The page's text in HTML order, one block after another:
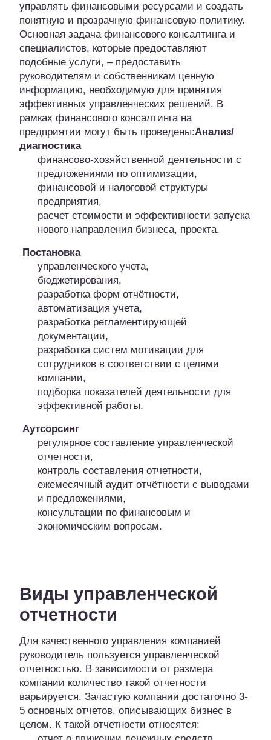
управлять финансовыми ресурсами и создать
понятную и прозрачную финансовую политику.
Основная задача финансового консалтинга и
специалистов, которые предоставляют
подобные услуги, – предоставить
руководителям и собственникам ценную
информацию, необходимую для принятия
эффективных управленческих решений. В
рамках финансового консалтинга на
предприятии могут быть проведены:Анализ/
диагностика
финансово-хозяйственной деятельности с
предложениями по оптимизации,
финансовой и налоговой структуры
предприятия,
расчет стоимости и эффективности запуска
нового направления бизнеса, проекта.
Постановка
управленческого учета,
бюджетирования,
разработка форм отчётности,
автоматизация учета,
разработка регламентирующей
документации,
разработка систем мотивации для
сотрудников в соответствии с целями
компании,
подборка показателей деятельности для
эффективной работы.
Аутсорсинг
регулярное составление управленческой
отчетности,
контроль составления отчетности,
ежемесячный аудит отчётности с выводами
и предложениями,
консультации по финансовым и
экономическим вопросам.
Виды управленческой
отчетности
Для качественного управления компанией
руководитель пользуется управленческой
отчетностью. В зависимости от размера
компании количество такой отчетности
варьируется. Зачастую компании достаточно 3-
5 основных отчетов, описывающих бизнес в
целом. К такой отчетности относятся: